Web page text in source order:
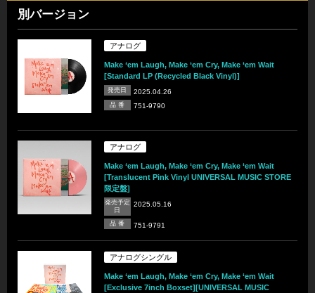
別バージョン
アナログ
Make ‘em Laugh, Make ‘em Cry, Make ‘em Wait
[Standard LP (Recycled Black Vinyl)]
発売日 2025.04.26
品 番 751-9790
アナログ
Make ‘em Laugh, Make ‘em Cry, Make ‘em Wait
[Translucent Pink Vinyl UNIVERSAL MUSIC STORE
限定盤]
発売予定
日
2025.05.16
品 番 751-9791
アナログシングル
Make ‘em Laugh, Make ‘em Cry, Make ‘em Wait
[Exclusive 7inch Boxset][UNIVERSAL MUSIC